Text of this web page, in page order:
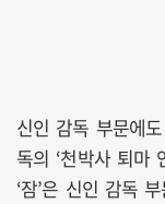
신인 감독 부문에
독의 ‘천박사 퇴마
‘잠’은 신인 감독